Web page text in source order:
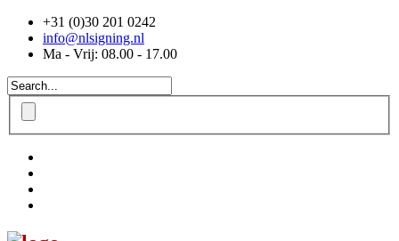
+31 (0)30 201 0242
info@nlsigning.nl
Ma - Vrij: 08.00 - 17.00